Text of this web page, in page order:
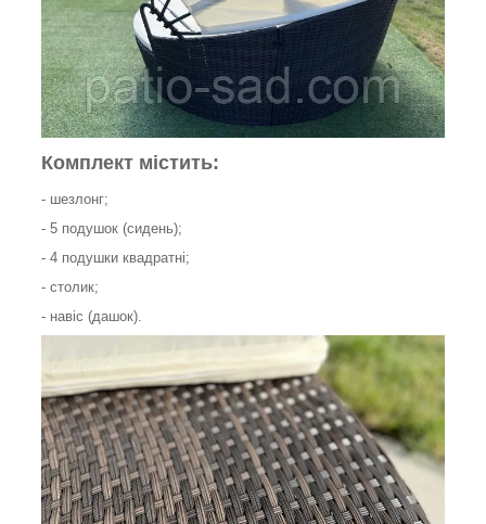
Комплект містить:
- шезлонг;
- 5 подушок (сидень);
- 4 подушки квадратні;
- столик;
- навіс (дашок).